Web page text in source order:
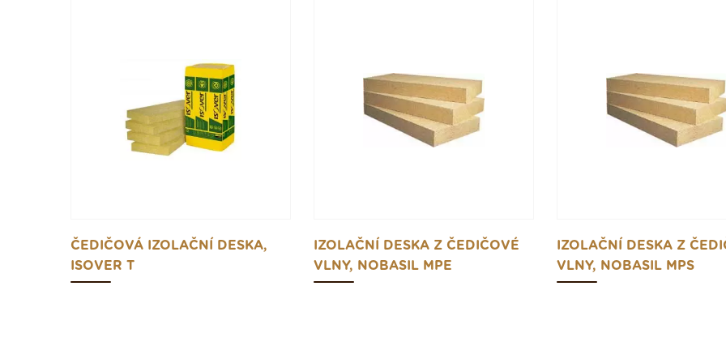
ČEDIČOVÁ IZOLAČNÍ DESKA,
ISOVER T
IZOLAČNÍ DESKA Z ČEDIČOVÉ
VLNY, NOBASIL MPE
IZOLAČNÍ DESKA Z
VLNY, NOBASIL MPS